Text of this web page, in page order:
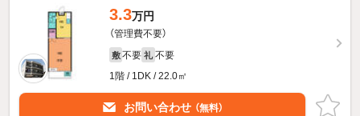
3.3万円
（管理費不要）
敷 不要 礼 不要
1階 / 1DK / 22.0㎡
お問い合わせ （無料）